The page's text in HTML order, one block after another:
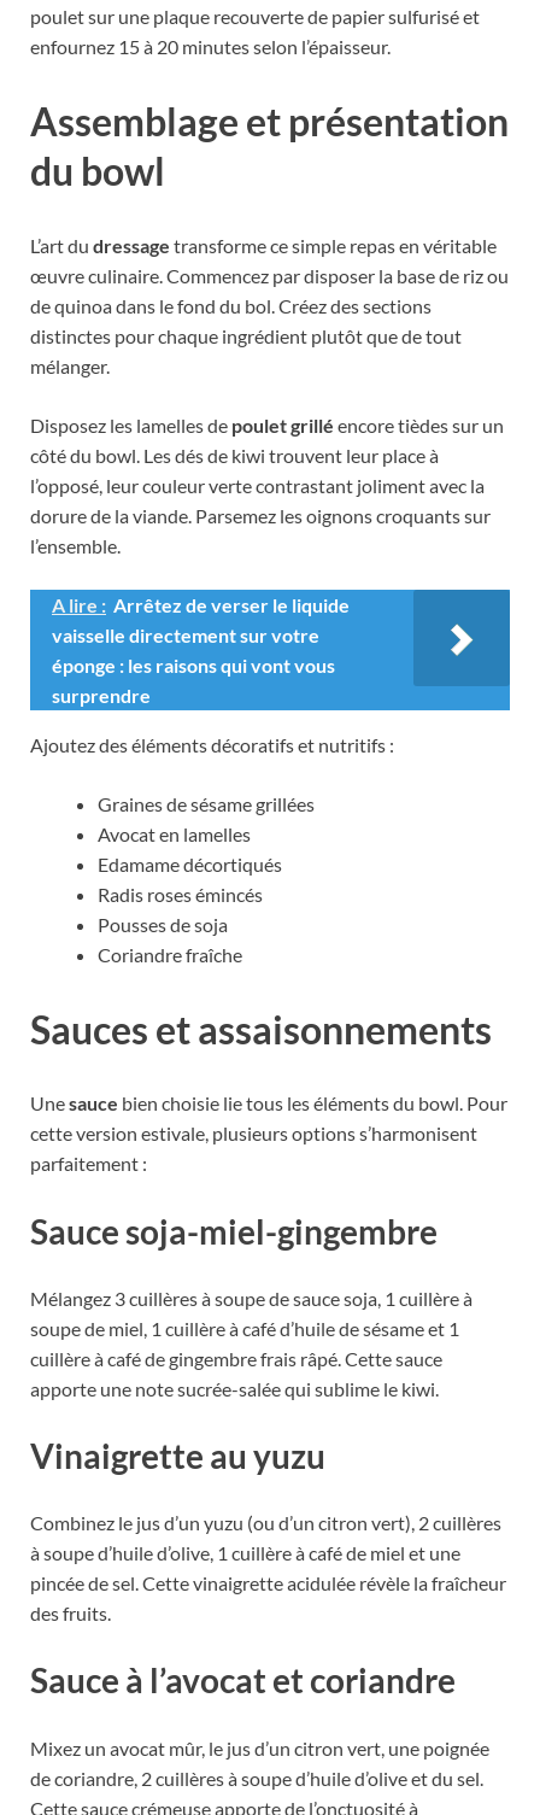
poulet sur une plaque recouverte de papier sulfurisé et
enfournez 15 à 20 minutes selon l’épaisseur.
Assemblage et présentation
du bowl
L’art du dressage transforme ce simple repas en véritable
œuvre culinaire. Commencez par disposer la base de riz ou
de quinoa dans le fond du bol. Créez des sections
distinctes pour chaque ingrédient plutôt que de tout
mélanger.
Disposez les lamelles de poulet grillé encore tièdes sur un
côté du bowl. Les dés de kiwi trouvent leur place à
l’opposé, leur couleur verte contrastant joliment avec la
dorure de la viande. Parsemez les oignons croquants sur
l’ensemble.
A lire : Arrêtez de verser le liquide
vaisselle directement sur votre
éponge : les raisons qui vont vous
surprendre
Ajoutez des éléments décoratifs et nutritifs :
Graines de sésame grillées
Avocat en lamelles
Edamame décortiqués
Radis roses émincés
Pousses de soja
Coriandre fraîche
Sauces et assaisonnements
Unesauce bien choisie lie tous les éléments du bowl. Pour
cette version estivale, plusieurs options s’harmonisent
parfaitement :
Sauce soja-miel-gingembre
Mélangez 3 cuillères à soupe de sauce soja, 1 cuillère à
soupe de miel, 1 cuillère à café d’huile de sésame et 1
cuillère à café de gingembre frais râpé. Cette sauce
apporte une note sucrée-salée qui sublime le kiwi.
Vinaigrette au yuzu
Combinez le jus d’un yuzu (ou d’un citron vert), 2 cuillères
à soupe d’huile d’olive, 1 cuillère à café de miel et une
pincée de sel. Cette vinaigrette acidulée révèle la fraîcheur
des fruits.
Sauce à l’avocat et coriandre
Mixez un avocat mûr, le jus d’un citron vert, une poignée
de coriandre, 2 cuillères à soupe d’huile d’olive et du sel.
Cette sauce crémeuse apporte de l’onctuosité à